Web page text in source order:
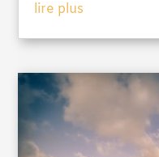
lire plus